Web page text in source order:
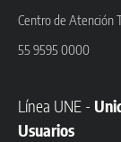
Centro de Atención
55 9595 0000
Línea UNE -
Usuarios